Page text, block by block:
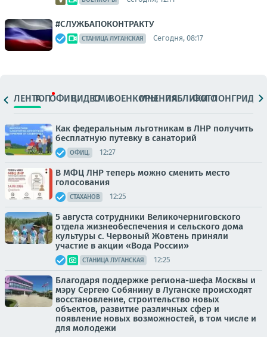
#СЛУЖБАПОКОНТРАКТУ
СТАНИЦА ЛУГАНСКАЯ Сегодня, 08:17
ЛЕНТАТОПОФИЦ.ВИДЕОСМИВОЕНКОРЫМНЕНИЯПАБЛИКИ
ФОТОЛОНГРИДЫ
Как федеральным льготникам в ЛНР получить
бесплатную путевку в санаторий
ОФИЦ. 12:27
В МФЦ ЛНР теперь можно сменить место
голосования
СТАХАНОВ 12:25
5 августа сотрудники Великочерниговского
отдела жизнеобеспечения и сельского дома
культуры с. Червоный Жовтень приняли
участие в акции «Вода России»
СТАНИЦА ЛУГАНСКАЯ 12:25
Благодаря поддержке региона-шефа Москвы и
мэру Сергею Собянину в Луганске происходят
восстановление, строительство новых
объектов, развитие различных сфер и
появление новых возможностей, в том числе и
для молодежи